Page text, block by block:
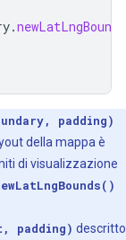
.newLatLngBounds
padding)
della mappa è
di visualizzazione
padding) descritto